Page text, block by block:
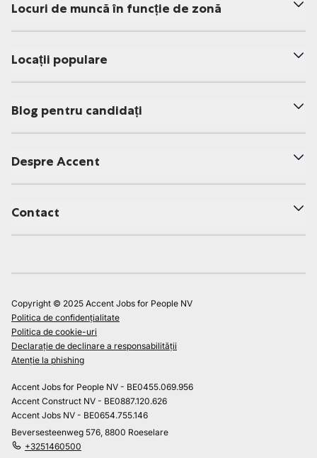
Locuri de muncă în funcție de zonă
Locații populare
Blog pentru candidați
Despre Accent
Contact
Copyright © 2025 Accent Jobs for People NV
Politica de confidențialitate
Politica de cookie-uri
Declarație de declinare a responsabilității
Atenție la phishing
Accent Jobs for People NV - BE0455.069.956
Accent Construct NV - BE0887.120.626
Accent Jobs NV - BE0654.755.146
Beversesteenweg 576, 8800 Roeselare
+3251460500